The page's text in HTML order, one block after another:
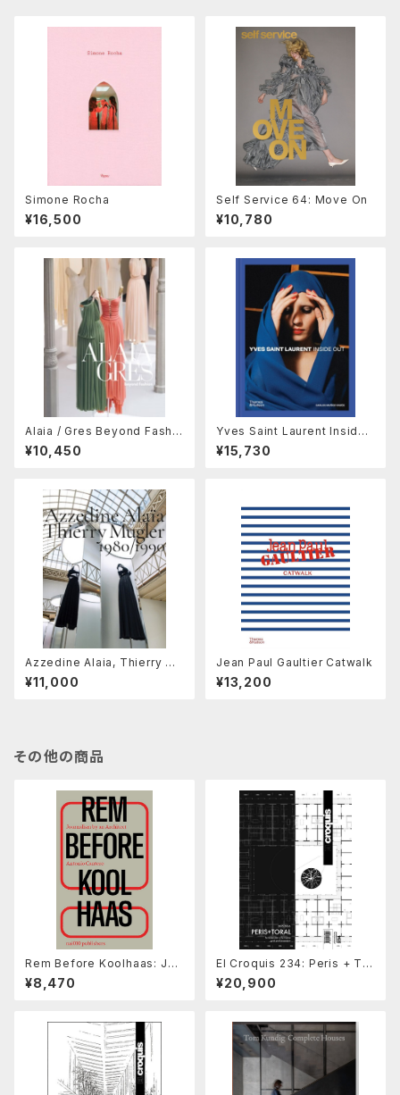
Simone Rocha
¥16,500
Self Service 64: Move On
¥10,780
Alaia / Gres Beyond Fashio
n
¥10,450
Yves Saint Laurent Inside
Out
¥15,730
Azzedine Alaia, Thierry Mu
gler
¥11,000
Jean Paul Gaultier Catwalk
¥13,200
その他の商品
Rem Before Koolhaas: Jou
rnalism by an Architect
¥8,470
El Croquis 234: Peris + Tor
al Arquitectes 2015 2026
¥20,900